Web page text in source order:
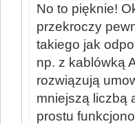
No to pięknie!
przekroczy
takiego jak
np. z kablówką
rozwiązują
mniejszą liczbą
prostu